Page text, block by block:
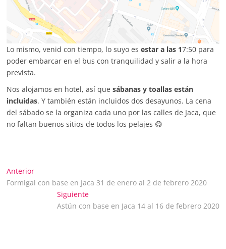
Lo mismo, venid con tiempo, lo suyo esestar a las 17:50 para
poder embarcar en el bus con tranquilidad y salir a la hora
prevista.
Nos alojamos en hotel, así quesábanas y toallas están
incluidas. Y también están incluidos dos desayunos. La cena
del sábado se la organiza cada uno por las calles de Jaca, que
no faltan buenos sitios de todos los pelajes 😋
Navegación
entradas
AnteriorEntrada
anterior:
Formigal con base en Jaca 31 de enero al 2 de febrero 2020
SiguienteEntrada
siguiente:
Astún con base en Jaca 14 al 16 de febrero 2020